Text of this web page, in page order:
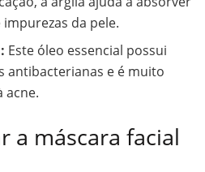
da pele.
Este óleo essencial possui
antibacterianas e é muito
acne.
a máscara facial